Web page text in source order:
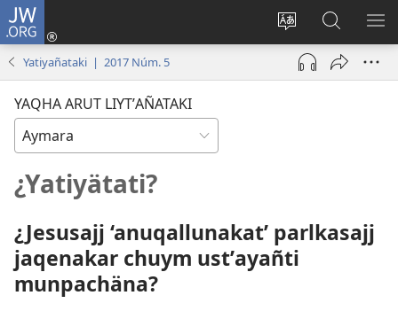
JW.ORG
Change
site
language
Cuentamar
mantañataki
(opens
JW.ORG:
Yatiyañataki | 2017 Núm. 5
YAQHA ARUT LIYTʼAÑATAKI
¿Yatiyätati?
¿Jesusajj ‘anuqallunakat’ parlkasajj
jaqenakar chuym ustʼayañti
munpachäna?